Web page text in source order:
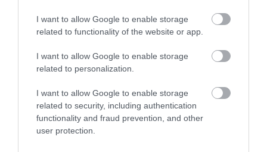
I want to allow Google to enable storage
related to functionality of the website or app.
I want to allow Google to enable storage
related to personalization.
I want to allow Google to enable storage
related to security, including authentication
functionality and fraud prevention, and other
user protection.
Elise Cup 260: a Lotus aranyautója